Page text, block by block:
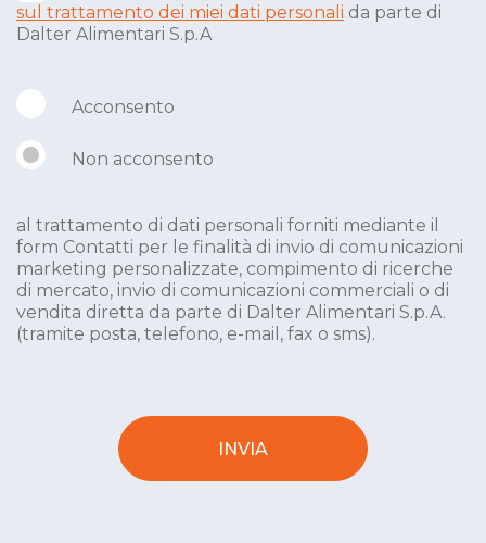
sul trattamento dei miei dati personali da parte di
Dalter Alimentari S.p.A
Acconsento
Non acconsento
al trattamento di dati personali forniti mediante il
form Contatti per le finalità di invio di comunicazioni
marketing personalizzate, compimento di ricerche
di mercato, invio di comunicazioni commerciali o di
vendita diretta da parte di Dalter Alimentari S.p.A.
(tramite posta, telefono, e-mail, fax o sms).